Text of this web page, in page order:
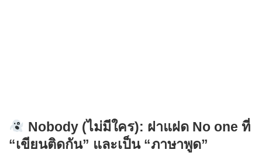
Nobody (ไม่มีใคร): ฝาแฝด No one ที่
“เขียนติดกัน” และเป็น “ภาษาพูด”